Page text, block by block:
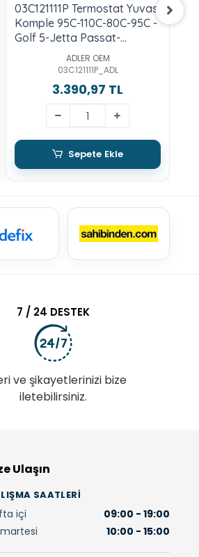
03C121111P Termostat Yuvası
Komple 95C-110C-80C-95C -
Golf 5-Jetta Passat-
Scırocco-Tiguan-1.4 Lt.-Tsı-
Blg-Bmy-Cavd-Cthd
ADLER OEM
03C121111P_ADL
3.390,97 TL
Sepete Ekle
7 / 24 DESTEK
ve şikayetlerinizi bize
iletebilirsiniz.
Ulaşın
SAATLERI
içi
09:00 - 19:00
10:00 - 15:00